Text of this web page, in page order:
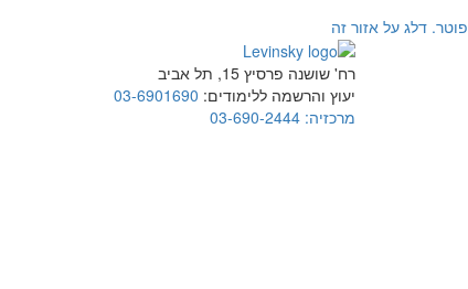
פוטר. דלג על אזור זה
רח' שושנה פרסיץ 15, תל אביב
יעוץ והרשמה ללימודים: 03-6901690
מרכזיה: 03-690-2444